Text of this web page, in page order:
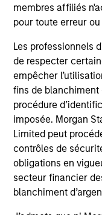
membres affiliés
pour toute erreur
Les professionnels
de respecter
empêcher
fins de blanchiment
procédure
imposée. Morgan
Limited peut
contrôles de
obligations en
secteur financier
blanchiment
resources enhance
manage
The investment
management
Active
A total-return